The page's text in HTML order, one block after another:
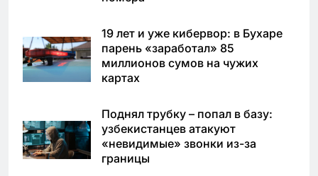
19 лет и уже кибервор: в Бухаре
парень «заработал» 85
миллионов сумов на чужих
картах
Поднял трубку – попал в базу:
узбекистанцев атакуют
«невидимые» звонки из-за
границы